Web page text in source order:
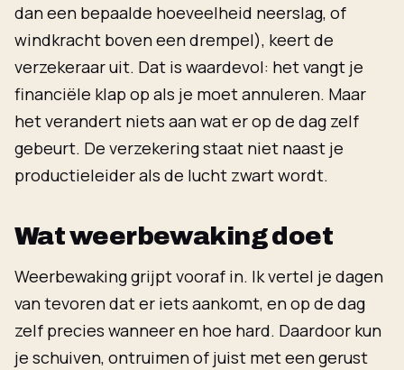
dan een bepaalde hoeveelheid neerslag, of
windkracht boven een drempel), keert de
verzekeraar uit. Dat is waardevol: het vangt je
financiële klap op als je moet annuleren. Maar
het verandert niets aan wat er op de dag zelf
gebeurt. De verzekering staat niet naast je
productieleider als de lucht zwart wordt.
Wat weerbewaking doet
Weerbewaking grijpt vooraf in. Ik vertel je dagen
van tevoren dat er iets aankomt, en op de dag
zelf precies wanneer en hoe hard. Daardoor kun
je schuiven, ontruimen of juist met een gerust